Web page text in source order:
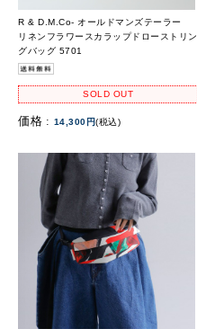
R & D.M.Co- オールドマンズテーラー
リネンフラワースカラップドローストリン
グバッグ 5701
SOLD OUT
価格 : 14,300円(税込)